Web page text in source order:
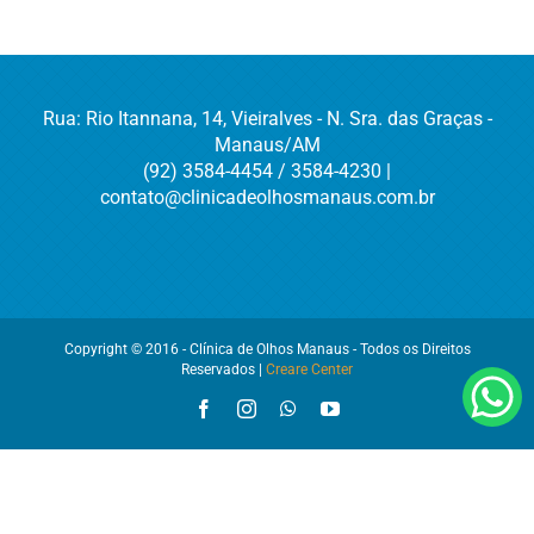
Rua: Rio Itannana, 14, Vieiralves - N. Sra. das Graças -
Manaus/AM
(92) 3584-4454 / 3584-4230 |
contato@clinicadeolhosmanaus.com.br
Copyright © 2016 - Clínica de Olhos Manaus - Todos os Direitos
Reservados | Creare Center
FacebookInstagramWhatsAppYouTube